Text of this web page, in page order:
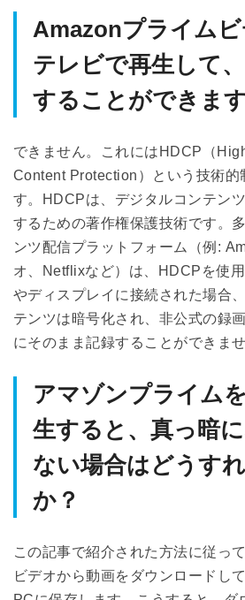
Amazonプライム
テレビで再生して
することができま
できません。これにはHDCP（
Content Protection）という技術的
す。HDCPは、デジタルコンテン
するための著作権保護技術です。
ンツ配信プラットフォーム（例:
オ、Netflixなど）は、HDCPを使
やディスプレイに接続された場合
テンツは暗号化され、非公式の録
にそのまま記録することができませ
アマゾンプライム
生すると、真っ暗
ない場合はどうす
か？
この記事で紹介された方法に従っ
ビデオから動画をダウンロードし